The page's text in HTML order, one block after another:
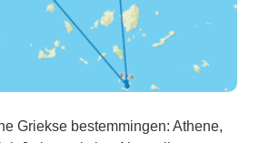
Griekse bestemmingen: Athene,